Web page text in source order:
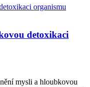
detoxikaci
mysli a hloubkovou